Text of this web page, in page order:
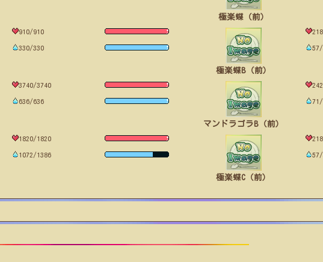
910/910
330/330
3740/3740
636/636
1820/1820
1072/1386
極楽蝶（前）
極楽蝶B（前）
57/
マンドラゴラB（前）
71/
極楽蝶C（前）
57/